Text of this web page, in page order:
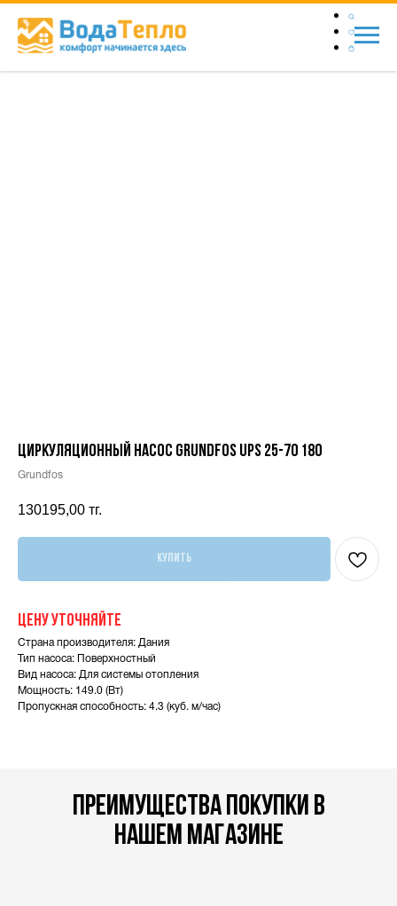
Циркуляционный насос Grundfos UPS 25-70 180
Grundfos
130195,00 тг.
Купить
Цену уточняйте
Страна производителя: Дания
Тип насоса: Поверхностный
Вид насоса: Для системы отопления
Мощность: 149.0 (Вт)
Пропускная способность: 4.3 (куб. м/час)
преимущества покупки в
нашем магазине